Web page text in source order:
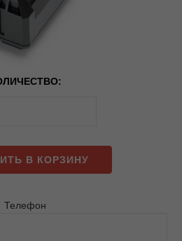
В КОРЗИНУ
Телефон